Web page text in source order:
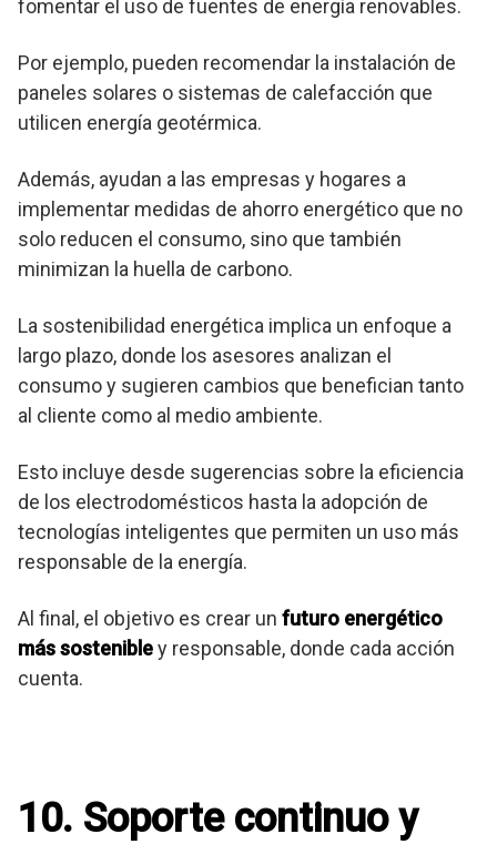
fomentar el uso de fuentes de energía renovables.
Por ejemplo, pueden recomendar la instalación de
paneles solares o sistemas de calefacción que
utilicen energía geotérmica.
Además, ayudan a las empresas y hogares a
implementar medidas de ahorro energético que no
solo reducen el consumo, sino que también
minimizan la huella de carbono.
La sostenibilidad energética implica un enfoque a
largo plazo, donde los asesores analizan el
consumo y sugieren cambios que benefician tanto
al cliente como al medio ambiente.
Esto incluye desde sugerencias sobre la eficiencia
de los electrodomésticos hasta la adopción de
tecnologías inteligentes que permiten un uso más
responsable de la energía.
Al final, el objetivo es crear un futuro energético
más sostenibley responsable, donde cada acción
cuenta.
10. Soporte continuo y